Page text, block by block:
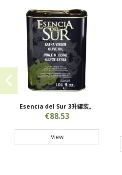
Esencia del Sur 3升罐装。
€88.53
View